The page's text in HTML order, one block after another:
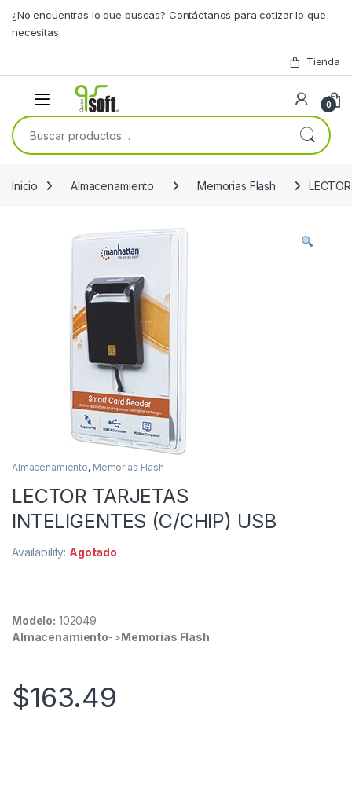
¿No encuentras lo que buscas? Contáctanos para cotizar lo que
necesitas.
Tienda
0
Buscar por:
Inicio Almacenamiento Memorias Flash
Almacenamiento, Memorias Flash
LECTOR TARJETAS
INTELIGENTES (C/CHIP) USB
Availability: Agotado
Modelo: 102049
Almacenamiento->Memorias Flash
$163.49